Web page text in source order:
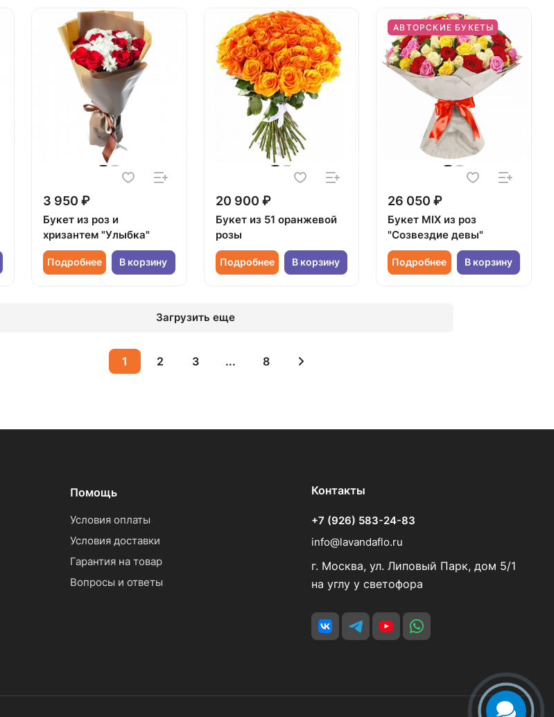
3 950 ₽
Букет из роз и
хризантем "Улыбка"
Подробнее В корзину
20 900 ₽
Букет из 51 оранжевой
розы
Подробнее В корзину
АВТОРСКИЕ БУКЕТЫ
26 050 ₽
Букет MIX из роз
"Созвездие девы"
Подробнее В корзину
Загрузить еще
1 2 3 ... 8
Помощь
Условия оплаты
Условия доставки
Гарантия на товар
Вопросы и ответы
Контакты
+7 (926) 583-24-83
info@lavandaflo.ru
г. Москва, ул. Липовый Парк, дом 5/1
на углу у светофора